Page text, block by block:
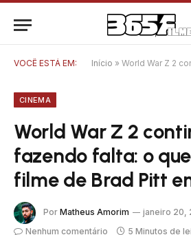
VOCÊ ESTÁ EM: Início » World War Z 2 continua fazendo
CINEMA
World War Z 2
fazendo falta: o
filme de Brad Pitt
Por Matheus Amorim
janeiro 20,
Nenhum comentário
5 Minutos de